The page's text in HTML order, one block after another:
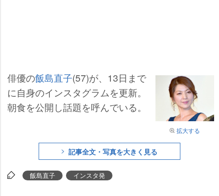
拡大する
俳優の飯島直子(57)が、13日まで
に自身のインスタグラムを更新。
朝食を公開し話題を呼んでいる。
記事全文・写真を大きく見る
飯島直子 インスタ発